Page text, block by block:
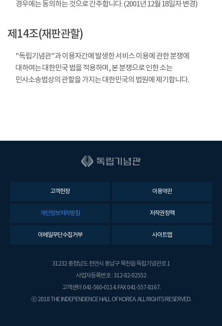
경우에는 동의하는 것으로 간주합니다. (2001년 12월 18일자 변경)
제14조(재판관할)
"독립기념관"과 이용자간에 발생한 서비스 이용에 관한 분쟁에
대하여는 대한민국 법을 적용하며, 본 분쟁으로 인한 소는
민사소송법상의 관할을 가지는 대한민국의 법원에 제기합니다.
고객헌장 이용약관
개인정보처리방침 저작권정책
이메일무단수집거부 사이트맵
31232 충청남도 천안시 동남구 목천읍 독립기념관로 1
사업자등록번호 : 312-82-02552
고객센터 041-560-0114. FAX 041-557-8167.
ⓒ 2018 THE INDEPENDENCE HALL OF KOREA. ALL RIGHTS RESERVED.